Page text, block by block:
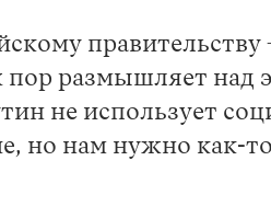
пор размышляет над
не использует
но нам нужно как-